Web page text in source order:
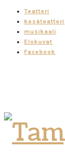
Teatteri
kesäteatteri
musikaali
Elokuvat
Facebook